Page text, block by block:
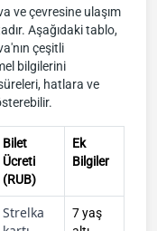
ve çevresine ulaşım
Aşağıdaki tablo,
çeşitli
bilgilerini
hatlara ve
Bilet
Ücreti
(RUB)
Ek
Bilgiler
Strelka
7 yaş